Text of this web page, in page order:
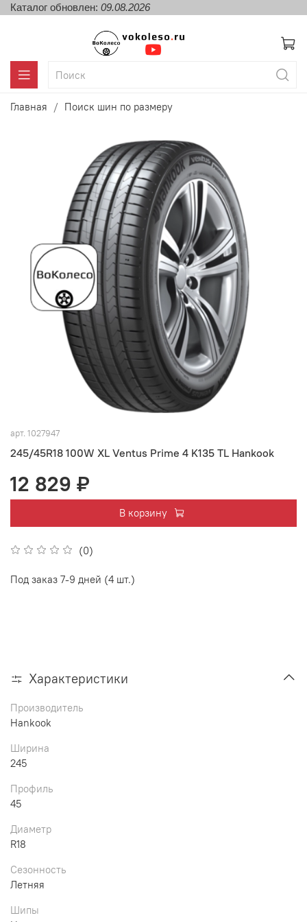
Каталог обновлен: 09.08.2026
Главная Поиск шин по размеру
арт. 1027947
245/45R18 100W XL Ventus Prime 4 K135 TL Hankook
(0)
12 829 ₽
В корзину
Под заказ 7-9 дней (4 шт.)
Характеристики
Производитель
Hankook
Ширина
245
Профиль
45
Диаметр
R18
Сезонность
Летняя
Шипы